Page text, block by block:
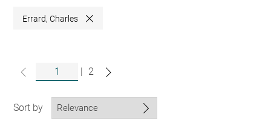
Errard, Charles Close
2
Sort by